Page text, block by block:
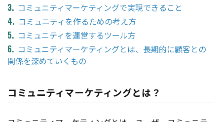
コミュニティマーケティングで実現できること
コミュニティを作るための考え方
コミュニティを運営するツール方
コミュニティマーケティングとは、長期的に顧客との
関係を深めていくもの
コミュニティマーケティングとは？